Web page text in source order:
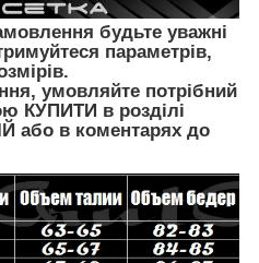
будьте уважні
параметрів,
умовляйте потрібний
КУПИТИ в розділі
або в коментарях до